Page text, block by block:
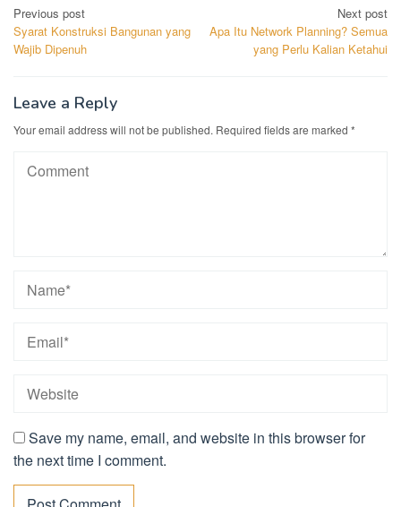
Post
navigation
Previous post
Syarat Konstruksi Bangunan yang
Wajib Dipenuh
Next post
Apa Itu Network Planning? Semua
yang Perlu Kalian Ketahui
Leave a Reply
Your email address will not be published. Required fields are marked *
Save my name, email, and website in this browser for
the next time I comment.